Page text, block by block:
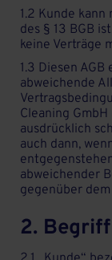
1.2 Kunde
des § 13 BGB
keine Verträge
1.3 Diesen
abweichende
Cleaning
ausdrücklich
auch dann,
abweichender
gegenüber
2.